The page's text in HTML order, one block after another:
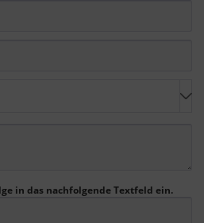
in das nachfolgende Textfeld ein.